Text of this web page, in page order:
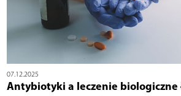
07.12.2025
Antybiotyki a leczenie biologiczne